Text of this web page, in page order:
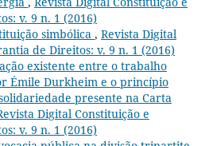
v. 9 n. 1 (2016)
simbólica , Revista Digital
de Direitos: v. 9 n. 1 (2016)
existente entre o trabalho
Émile Durkheim e o princípio
presente na Carta
Digital Constituição e
v. 9 n. 1 (2016)